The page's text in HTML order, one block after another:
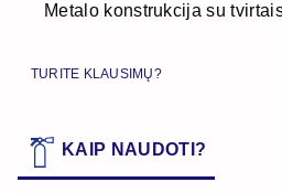
Metalo konstrukcija su
TURITE KLAUSIMŲ?
KAIP NAUDOTI?